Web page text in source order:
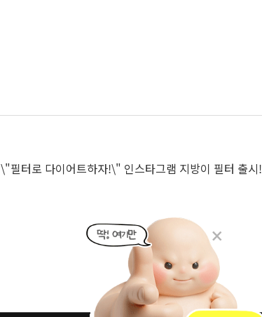
\"필터로 다이어트하자!\" 인스타그램 지방이 필터 출시!